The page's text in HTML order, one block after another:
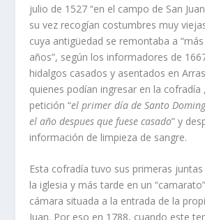
julio de 1527 “en el campo de San
su vez recogían costumbres muy
cuya antigüedad se remontaba a
años”, según los informadores de
hidalgos casados y asentados en
quienes podían ingresar en la cofradía
petición “el primer día de Santo
el año despues que fuese casado” y
información de limpieza de sangre.
Esta cofradía tuvo sus primeras
la iglesia y más tarde en un
cámara situada a la entrada de la
Juan. Por eso en 1788, cuando este